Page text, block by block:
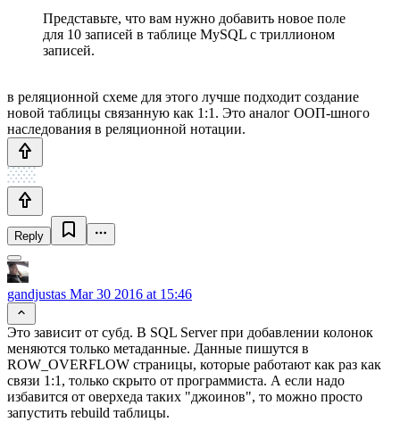
Представьте, что вам нужно добавить новое поле
для 10 записей в таблице MySQL с триллионом
записей.
в реляционной схеме для этого лучше подходит создание
новой таблицы связанную как 1:1. Это аналог ООП-шного
наследования в реляционной нотации.
Reply
gandjustas Mar 30 2016 at 15:46
Это зависит от субд. В SQL Server при добавлении колонок
меняются только метаданные. Данные пишутся в
ROW_OVERFLOW страницы, которые работают как раз как
связи 1:1, только скрыто от программиста. А если надо
избавится от оверхеда таких "джоинов", то можно просто
запустить rebuild таблицы.